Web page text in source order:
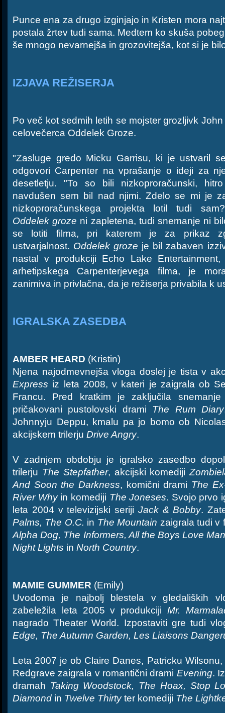
Punce ena za drugo izginjajo in Kristen mora
postala žrtev tudi sama. Medtem ko skuša
še mnogo nevarnejša in grozovitejša, kot si je
IZJAVA REŽISERJA
Po več kot sedmih letih se mojster grozljivk
celovečerca Oddelek Groze.
"Zasluge gredo Micku Garrisu, ki je ustvaril
odgovori Carpenter na vprašanje o ideji za
desetletju. "To so bili nizkoproračunski,
navdušen sem bil nad njimi. Zdelo se mi je
nizkoproračunskega projekta lotil tudi
Oddelek groze ni zapletena, tudi snemanje ni
se lotiti filma, pri katerem je za prikaz
ustvarjalnost. Oddelek groze je bil zabaven
nastal v produkciji Echo Lake
arhetipskega Carpenterjevega filma, je
zanimiva in privlačna, da je režiserja privabila k
IGRALSKA ZASEDBA
AMBER HEARD (Kristin)
Njena najodmevnejša vloga doslej je tista v
Express iz leta 2008, v kateri je zaigrala ob
Francu. Pred kratkim je zaključila
pričakovani pustolovski drami The Rum Diary
Johnnyju Deppu, kmalu pa jo bomo ob
akcijskem trilerju Drive Angry.
V zadnjem obdobju je igralsko zasedbo
trilerju The Stepfather, akcijski komediji
And Soon the Darkness, komični drami The
River Whyin komediji The Joneses. Svojo prvo
leta 2004 v televizijski seriji Jack & Bobby.
Palms, The O.C. in The Mountain zaigrala tudi v
Alpha Dog, The Informers, All the Boys Love
Night Lights in North Country.
MAMIE GUMMER (Emily)
Uvodoma je najbolj blestela v gledaliških
zabeležila leta 2005 v produkciji Mr.
nagrado Theater World. Izpostaviti gre tudi
Edge, The Autumn Garden, Les Liaisons
Leta 2007 je ob Claire Danes, Patricku
Redgrave zaigrala v romantični drami Evening.
dramah Taking Woodstock, The Hoax, Stop
Diamond in Twelve Thirtyter komediji The